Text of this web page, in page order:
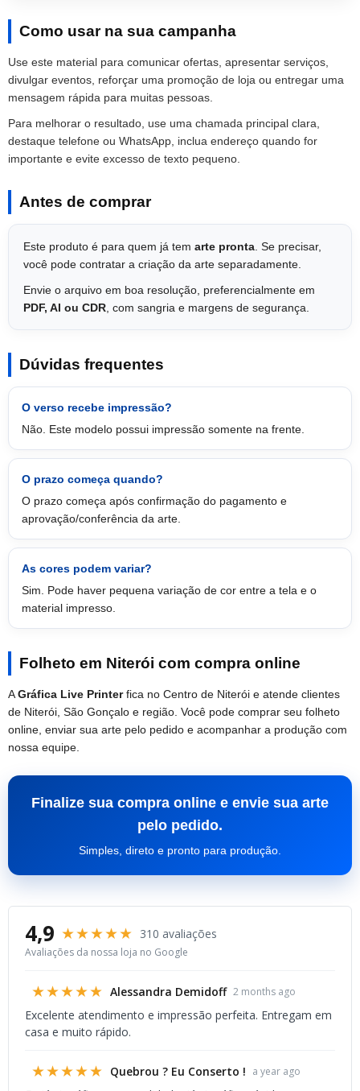
Como usar na sua campanha
Use este material para comunicar ofertas, apresentar serviços,
divulgar eventos, reforçar uma promoção de loja ou entregar uma
mensagem rápida para muitas pessoas.
Para melhorar o resultado, use uma chamada principal clara,
destaque telefone ou WhatsApp, inclua endereço quando for
importante e evite excesso de texto pequeno.
Antes de comprar
Este produto é para quem já tem arte pronta . Se precisar,
você pode contratar a criação da arte separadamente.
Envie o arquivo em boa resolução, preferencialmente em
PDF, AI ou CDR , com sangria e margens de segurança.
Dúvidas frequentes
O verso recebe impressão?
Não. Este modelo possui impressão somente na frente.
O prazo começa quando?
O prazo começa após confirmação do pagamento e
aprovação/conferência da arte.
As cores podem variar?
Sim. Pode haver pequena variação de cor entre a tela e o
material impresso.
Folheto em Niterói com compra online
AGráfica Live Printerfica no Centro de Niterói e atende clientes
de Niterói, São Gonçalo e região. Você pode comprar seu folheto
online, enviar sua arte pelo pedido e acompanhar a produção com
nossa equipe.
Finalize sua compra online e envie sua arte
pelo pedido.
Simples, direto e pronto para produção.
4,9 ★★★★★ 310 avaliações
Avaliações da nossa loja no Google
★★★★★ Alessandra Demidoff 2 months ago
Excelente atendimento e impressão perfeita. Entregam em
casa e muito rápido.
★★★★★ Quebrou ? Eu Conserto ! a year ago